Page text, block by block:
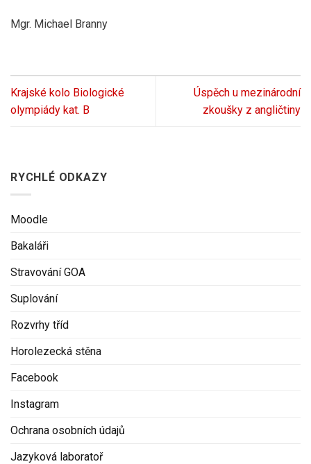
Mgr. Michael Branny
Krajské kolo Biologické
olympiády kat. B
Úspěch u mezinárodní
zkoušky z angličtiny
RYCHLÉ ODKAZY
Moodle
Bakaláři
Stravování GOA
Suplování
Rozvrhy tříd
Horolezecká stěna
Facebook
Instagram
Ochrana osobních údajů
Jazyková laboratoř